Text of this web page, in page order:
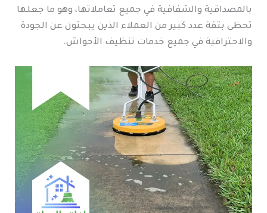
بالمصداقية والشفافية في جميع تعاملاتها، وهو ما جعلها
تحظى بثقة عدد كبير من العملاء الذين يبحثون عن الجودة
والاحترافية في جميع خدمات تنظيف الأحواش.